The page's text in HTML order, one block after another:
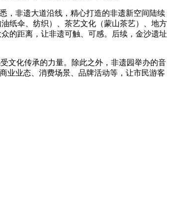
，非遗大道沿线，精心打造的非遗新空间陆续
纸伞、纺织）、茶艺文化（蒙山茶艺）、地方
的距离，让非遗可触、可感。后续，金沙遗址
文化传承的力量。除此之外，非遗园举办的音
业业态、消费场景、品牌活动等，让市民游客